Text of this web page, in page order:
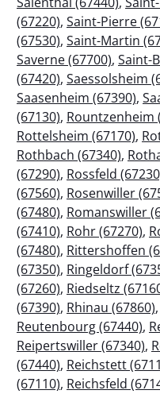
(67220), Saint-Pierre
(67530), Saint-Martin
Saverne (67700), Saint-
(67420), Saessolsheim
Saasenheim (67390),
(67130), Rountzenheim
Rottelsheim (67170),
Rothbach (67340),
(67290), Rossfeld
(67560), Rosenwiller
(67480), Romanswiller
(67410), Rohr (67270),
(67480), Rittershoffen
(67350), Ringeldorf
(67260), Riedseltz
(67390), Rhinau (67860),
Reutenbourg (67440),
Reipertswiller (67340),
(67440), Reichstett
(67110), Reichsfeld